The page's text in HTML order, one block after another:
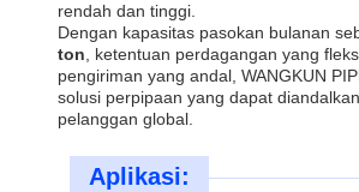
rendah dan tinggi.
Dengan kapasitas pasokan bulanan
ton, ketentuan perdagangan yang
pengiriman yang andal, WANGKUN
solusi perpipaan yang dapat
pelanggan global.
Aplikasi: